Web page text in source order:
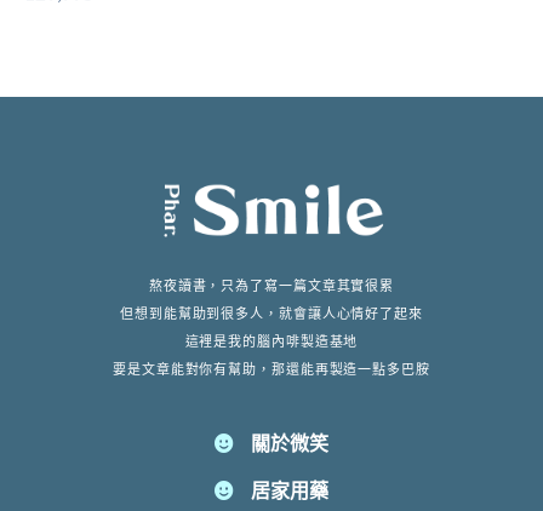
熬夜讀書，只為了寫一篇文章其實很累
但想到能幫助到很多人，就會讓人心情好了起來
這裡是我的腦內啡製造基地
要是文章能對你有幫助，那還能再製造一點多巴胺
關於微笑
居家用藥